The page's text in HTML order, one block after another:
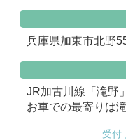
兵庫県加東市北野
JR加古川線「滝野
お車での最寄りは
受付